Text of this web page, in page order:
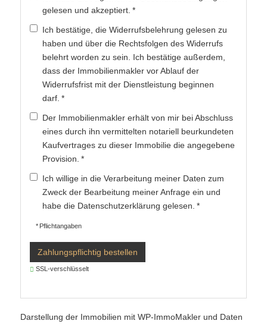
gelesen und akzeptiert. *
Ich bestätige, die Widerrufsbelehrung gelesen zu
haben und über die Rechtsfolgen des Widerrufs
belehrt worden zu sein. Ich bestätige außerdem,
dass der Immobilienmakler vor Ablauf der
Widerrufsfrist mit der Dienstleistung beginnen
darf. *
Der Immobilienmakler erhält von mir bei Abschluss
eines durch ihn vermittelten notariell beurkundeten
Kaufvertrages zu dieser Immobilie die angegebene
Provision. *
Ich willige in die Verarbeitung meiner Daten zum
Zweck der Bearbeitung meiner Anfrage ein und
habe die Datenschutzerklärung gelesen. *
* Pflichtangaben
Zahlungspflichtig bestellen
SSL-verschlüsselt
Darstellung der Immobilien mit WP-ImmoMaklerund Daten